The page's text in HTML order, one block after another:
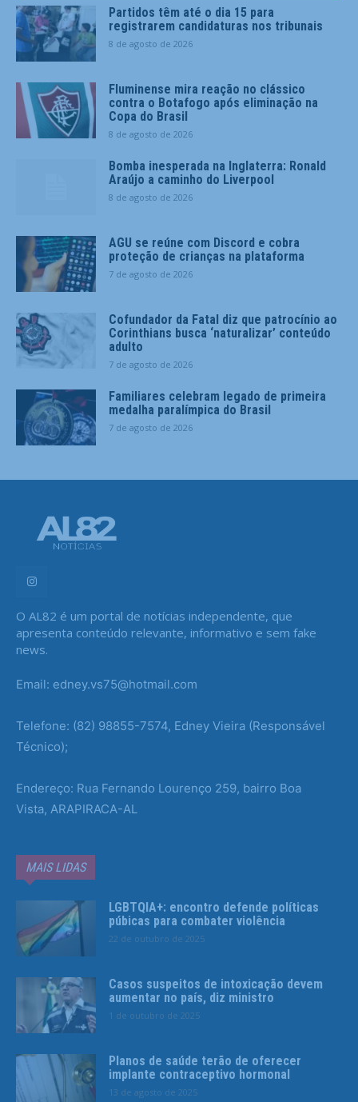
Partidos têm até o dia 15 para
registrarem candidaturas nos tribunais
8 de agosto de 2026
Fluminense mira reação no clássico
contra o Botafogo após eliminação na
Copa do Brasil
8 de agosto de 2026
Bomba inesperada na Inglaterra: Ronald
Araújo a caminho do Liverpool
8 de agosto de 2026
AGU se reúne com Discord e cobra
proteção de crianças na plataforma
7 de agosto de 2026
Cofundador da Fatal diz que patrocínio ao
Corinthians busca ‘naturalizar’ conteúdo
adulto
7 de agosto de 2026
Familiares celebram legado de primeira
medalha paralímpica do Brasil
7 de agosto de 2026
O AL82 é um portal de notícias independente, que
apresenta conteúdo relevante, informativo e sem fake
news.
Email: edney.vs75@hotmail.com
Telefone: (82) 98855-7574, Edney Vieira (Responsável
Técnico);
Endereço: Rua Fernando Lourenço 259, bairro Boa
Vista, ARAPIRACA-AL
MAIS LIDAS
LGBTQIA+: encontro defende políticas
púbicas para combater violência
22 de outubro de 2025
Casos suspeitos de intoxicação devem
aumentar no país, diz ministro
1 de outubro de 2025
Planos de saúde terão de oferecer
implante contraceptivo hormonal
13 de agosto de 2025